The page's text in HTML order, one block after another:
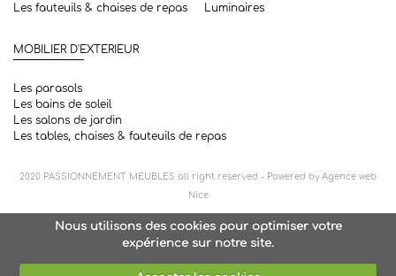
Les fauteuils & chaises de repas
Luminaires
MOBILIER D'EXTERIEUR
Les parasols
Les bains de soleil
Les salons de jardin
Les tables, chaises & fauteuils de repas
2020 PASSIONNEMENT MEUBLES all right reserved - Powered byAgence web
Nice
Nous utilisons des cookies pour optimiser votre
expérience sur notre site.